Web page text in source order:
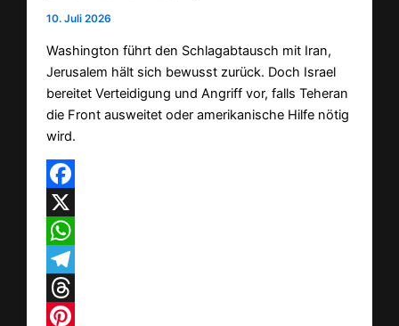
10. Juli 2026
Washington führt den Schlagabtausch mit Iran,
Jerusalem hält sich bewusst zurück. Doch Israel
bereitet Verteidigung und Angriff vor, falls Teheran
die Front ausweitet oder amerikanische Hilfe nötig
wird.
Facebook
X
WhatsApp
Telegram
Threads